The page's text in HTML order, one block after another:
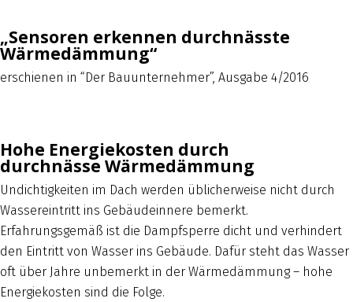
„Sensoren erkennen durchnässte
Wärmedämmung“
erschienen in “Der Bauunternehmer”, Ausgabe 4/2016
Hohe Energiekosten durch
durchnässe Wärmedämmung
Undichtigkeiten im Dach werden üblicherweise nicht durch
Wassereintritt ins Gebäudeinnere bemerkt.
Erfahrungsgemäß ist die Dampfsperre dicht und verhindert
den Eintritt von Wasser ins Gebäude. Dafür steht das Wasser
oft über Jahre unbemerkt in der Wärmedämmung – hohe
Energiekosten sind die Folge.